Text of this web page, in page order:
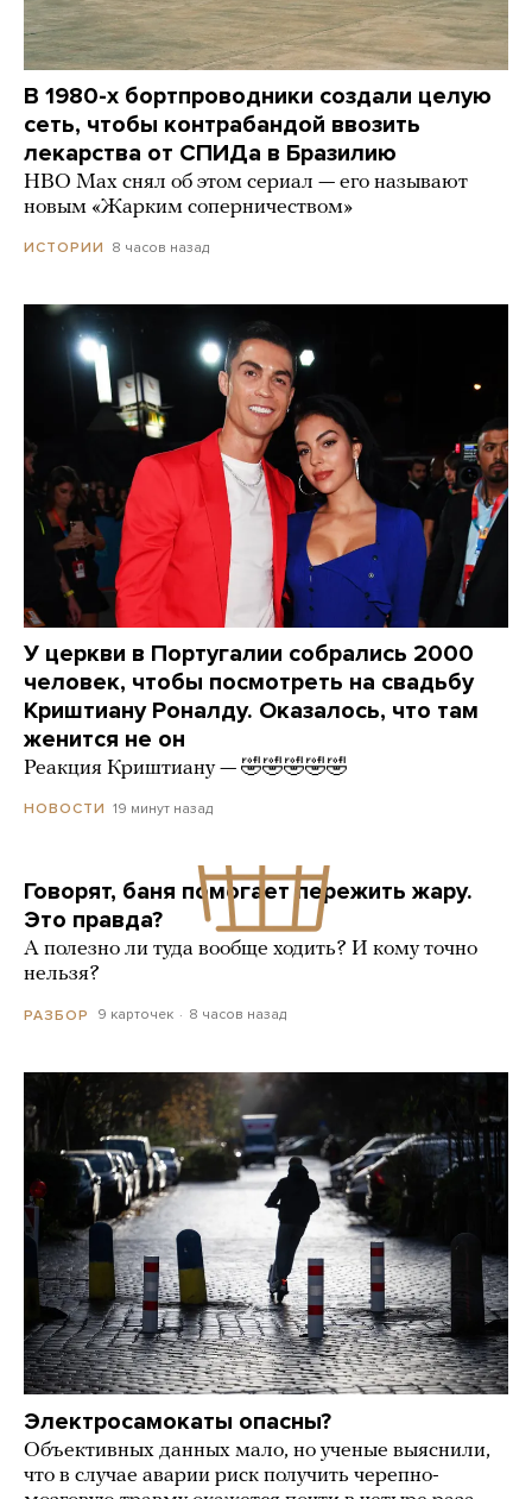
В 1980-х бортпроводники создали целую
сеть, чтобы контрабандой ввозить
лекарства от СПИДа в Бразилию
HBO Max снял об этом сериал — его называют
новым «Жарким соперничеством»
ИСТОРИИ 8 часов назад
У церкви в Португалии собрались 2000
человек, чтобы посмотреть на свадьбу
Криштиану Роналду. Оказалось, что там
женится не он
Реакция Криштиану — 🤣🤣🤣🤣🤣
НОВОСТИ 19 минут назад
Говорят, баня помогает пережить жару.
Это правда?
А полезно ли туда вообще ходить? И кому точно
нельзя?
РАЗБОР 9 карточек 8 часов назад
Электросамокаты опасны?
Объективных данных мало, но ученые выяснили,
что в случае аварии риск получить черепно-